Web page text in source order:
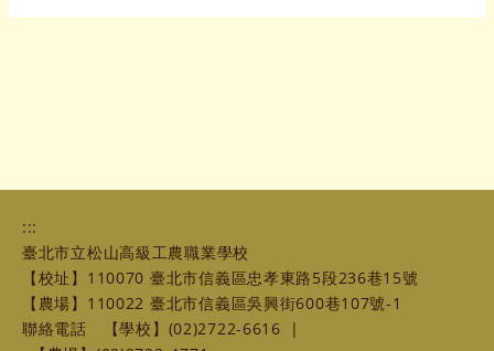
:::
臺北市立松山高級工農職業學校
【校址】110070 臺北市信義區忠孝東路5段236巷15號
【農場】110022 臺北市信義區吳興街600巷107號-1
聯絡電話
【學校】(02)2722-6616
|